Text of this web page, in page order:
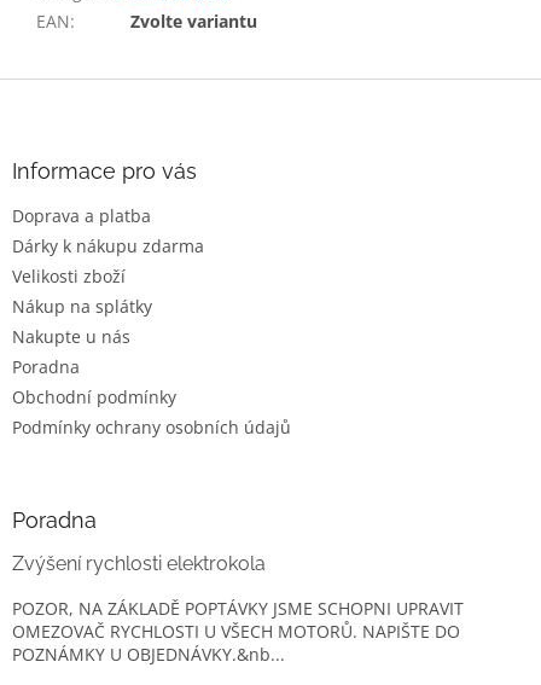
EAN: Zvolte variantu
Informace pro vás
Doprava a platba
Dárky k nákupu zdarma
Velikosti zboží
Nákup na splátky
Nakupte u nás
Poradna
Obchodní podmínky
Podmínky ochrany osobních údajů
Poradna
Zvýšení rychlosti elektrokola
POZOR, NA ZÁKLADĚ POPTÁVKY JSME SCHOPNI UPRAVIT
OMEZOVAČ RYCHLOSTI U VŠECH MOTORŮ. NAPIŠTE DO
POZNÁMKY U OBJEDNÁVKY.&nb...